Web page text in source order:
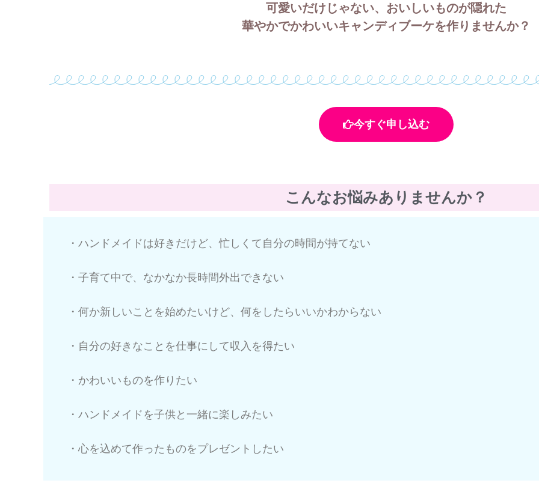
可愛いだけじゃない、おいしいものが隠れた
華やかでかわいいキャンディブーケを作りませんか？
今すぐ申し込む
こんなお悩みありませんか？
・ハンドメイドは好きだけど、忙しくて自分の時間が持てない
・子育て中で、なかなか長時間外出できない
・何か新しいことを始めたいけど、何をしたらいいかわからない
・自分の好きなことを仕事にして収入を得たい
・かわいいものを作りたい
・ハンドメイドを子供と一緒に楽しみたい
・心を込めて作ったものをプレゼントしたい